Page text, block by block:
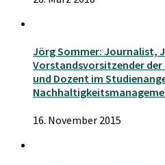
Jörg Sommer: Journalist,
Vorstandsvorsitzender
und Dozent im
16. November 2015